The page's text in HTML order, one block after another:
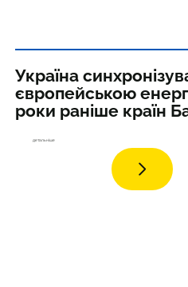
Україна
європейською
роки раніше країн
детальніше